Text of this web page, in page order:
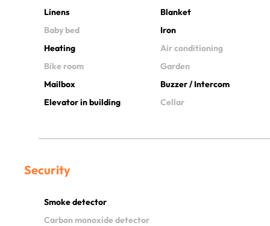
Linens
Blanket
Baby bed
Iron
Heating
Air conditioning
Bike room
Garden
Mailbox
Buzzer / Intercom
Elevator in building
Cellar
Security
Smoke detector
Carbon monoxide detector